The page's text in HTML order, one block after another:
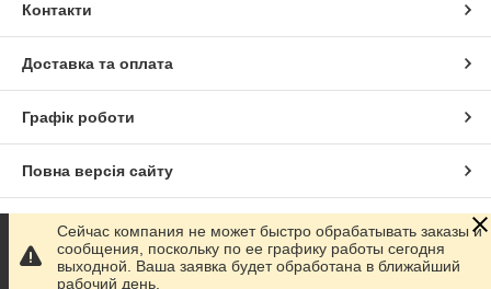
Контакти
Доставка та оплата
Графік роботи
Повна версія сайту
Сайт створено на маркетплейсі Prom.ua
Політика конфіденційності
Сейчас компания не может быстро обрабатывать заказы и
сообщения, поскольку по ее графику работы сегодня
выходной. Ваша заявка будет обработана в ближайший
рабочий день.